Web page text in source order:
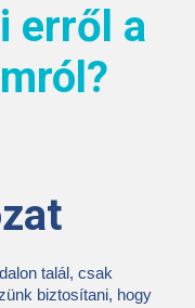
erről a
talál, csak
biztosítani, hogy